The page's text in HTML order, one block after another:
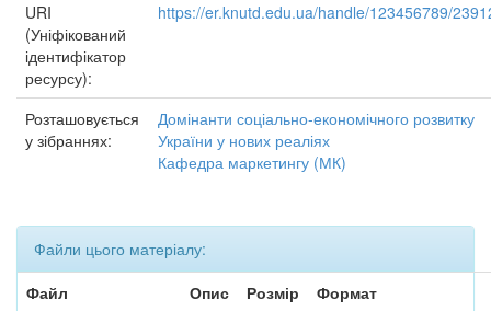
URI
(Уніфікований
ідентифікатор
ресурсу):
https://er.knutd.edu.ua/handle/123456789/
Розташовується
у зібраннях:
Домінанти соціально-економічного розвитку
України у нових реаліях
Кафедра маркетингу (МК)
Файли цього матеріалу:
Файл
Опис Розмір
Формат